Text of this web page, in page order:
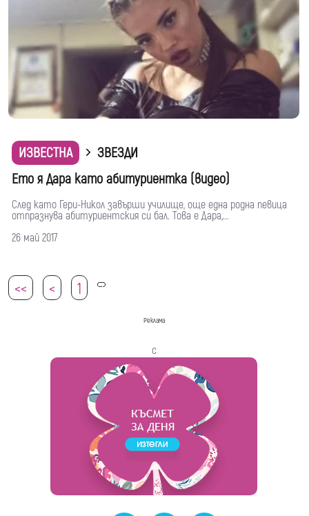
ИЗВЕСТНА
ЗВЕЗДИ
Ето я Дара като абитуриентка (видео)
След като Гери-Никол завърши училище, още една родна певица
отпразнува абитуриентския си бал. Това е Дара,...
26 май 2017
<< < 1 2
Реклама
с